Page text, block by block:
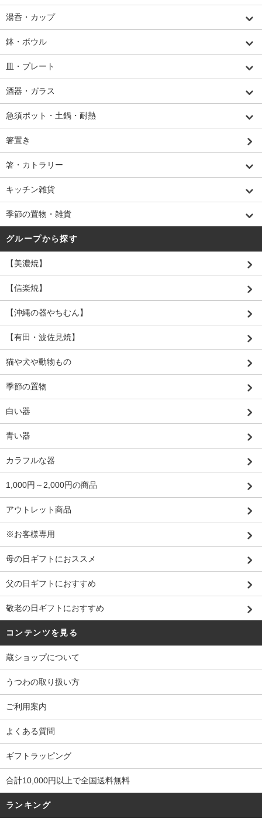
湯呑・カップ
鉢・ボウル
皿・プレート
酒器・ガラス
急須ポット・土鍋・耐熱
箸置き
箸・カトラリー
キッチン雑貨
季節の置物・雑貨
グループから探す
【美濃焼】
【信楽焼】
【沖縄の器やちむん】
【有田・波佐見焼】
猫や犬や動物もの
季節の置物
白い器
青い器
カラフルな器
1,000円～2,000円の商品
アウトレット商品
※お客様専用
母の日ギフトにおススメ
父の日ギフトにおすすめ
敬老の日ギフトにおすすめ
コンテンツを見る
蔵ショップについて
うつわの取り扱い方
ご利用案内
よくある質問
ギフトラッピング
合計10,000円以上で全国送料無料
ランキング